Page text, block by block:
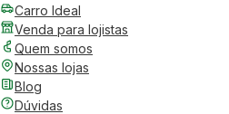
Carro Ideal
Venda para lojistas
Quem somos
Nossas lojas
Blog
Dúvidas